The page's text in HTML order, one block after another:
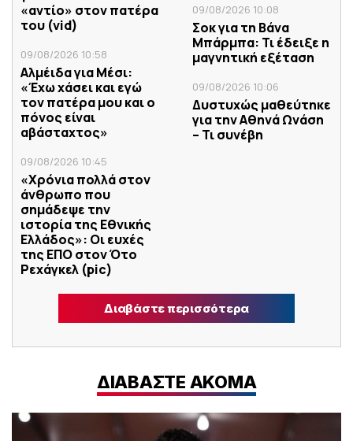
«αντίο» στον πατέρα
του (vid)
09/08/2026 10:58
Αλμέιδα για Μέσι:
«Έχω χάσει και εγώ
τον πατέρα μου και ο
πόνος είναι
αβάσταχτος»
09/08/2026 10:45
«Χρόνια πολλά στον
άνθρωπο που
σημάδεψε την
ιστορία της Εθνικής
Ελλάδος»: Οι ευχές
της ΕΠΟ στον Ότο
Ρεχάγκελ (pic)
09/08/2026 10:08
Σoκ για τη Βάνα
Μπάρμπα: Τι έδειξε η
μαγνητική εξέταση
09/08/2026 10:06
Δυστυχώς μαθεύτηκε
για την Αθηνά Ωνάση
– Τι συνέβη
Διαβάστε περισσότερα
ΔΙΑΒΑΣΤΕ ΑΚΟΜΑ